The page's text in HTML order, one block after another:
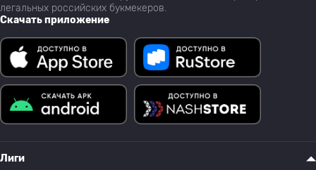
легальных российских букмекеров.
Скачать приложение
Лиги